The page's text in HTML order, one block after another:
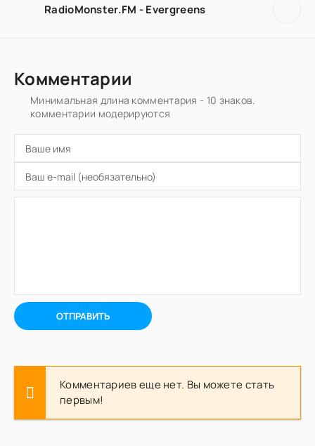
RadioMonster.FM - Evergreens
Комментарии
Минимальная длина комментария - 10 знаков.
комментарии модерируются
ОТПРАВИТЬ
Комментариев еще нет. Вы можете стать
первым!